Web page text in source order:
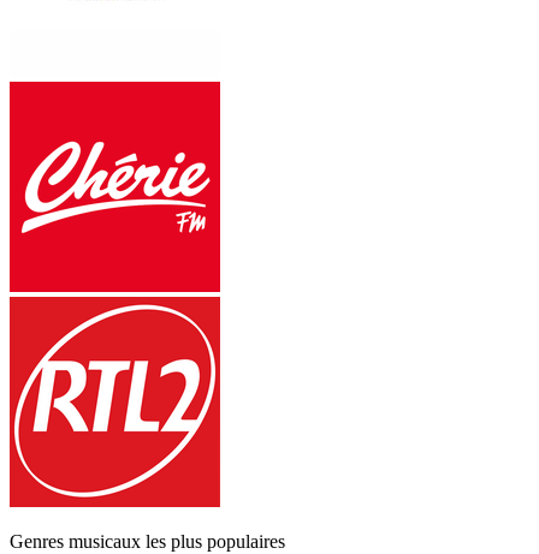
Genres musicaux les plus populaires